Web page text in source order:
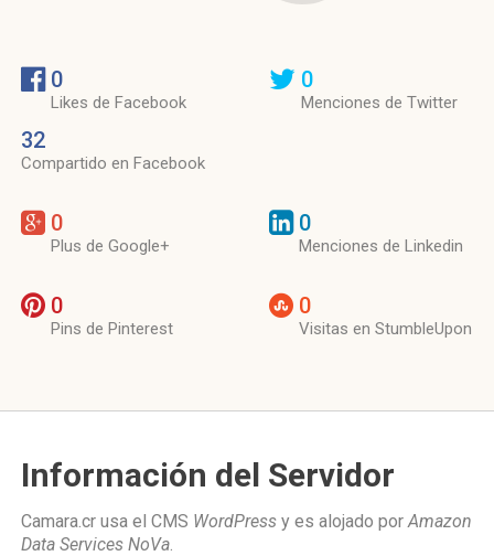
0
Likes de Facebook
32
Compartido en Facebook
0
Menciones de Twitter
0
Plus de Google+
0
Menciones de Linkedin
0
Pins de Pinterest
0
Visitas en StumbleUpon
Información del Servidor
Camara.cr usa el CMS WordPress y es alojado porAmazon
Data Services NoVa.